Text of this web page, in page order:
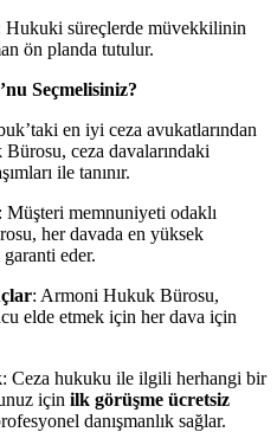
Hukuki süreçlerde müvekkilinin
ön planda tutulur.
Seçmelisiniz?
en iyi ceza avukatlarından
ceza davalarındaki
ile tanınır.
: Müşteri memnuniyeti odaklı
her davada en yüksek
eder.
: Armoni Hukuk Bürosu,
elde etmek için her dava için
: Ceza hukuku ile ilgili herhangi bir
için ilk görüşme ücretsiz
danışmanlık sağlar.